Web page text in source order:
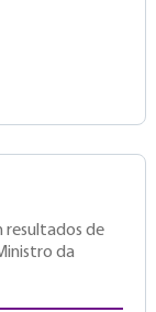
resultados de
da